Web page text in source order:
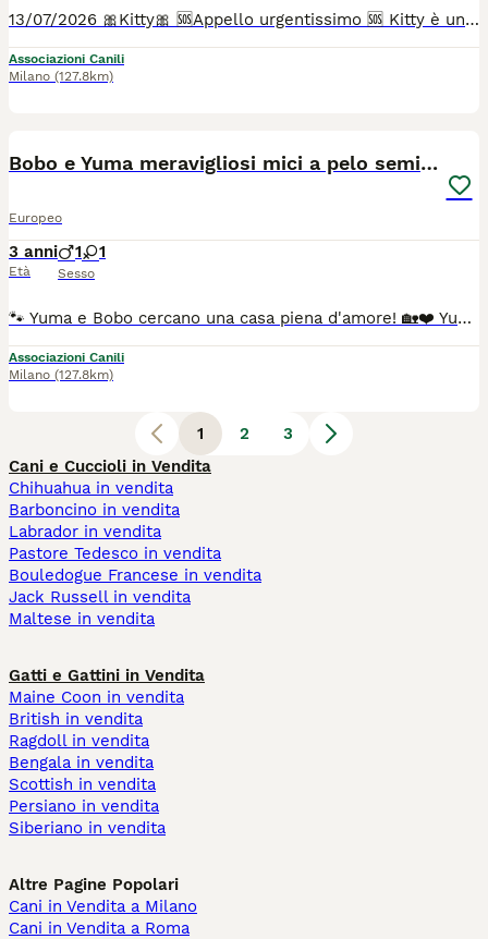
13/07/2026 🎀Kitty🎀 🆘Appello urgentissimo 🆘 Kitty è una spettacolare gattina bianca e nera dai bellissimi occhi color smeraldo, che cerca urgentemente adozione 🏡 Guardate la tenerezza di queste foto. ❤️ Kitty e’ nata senza una piccola parte del piedino, ma è una micina come tutte le altre, gioca, salta, corre, ma soprattutto è di una dolcezza fuori dal comune.😍 Kitty ha 3 mesi e verrà affidata vaccinata, sverminata e microchippata. La mamma è testata Fiv e Felv negativa. Adottabile solo a Milano, provincia e città limitrofe . Per info solo whatsapp cell 393392619577 Patricia ☎️ Grazie 🙏
Associazioni Canili
Milano (127.8km)
Bobo e Yuma meravigliosi mici a pelo semilungo
Europeo
3 anni
Età
1 1
Sesso
🐾 Yuma e Bobo cercano una casa piena d'amore! 🏡❤️ Yuma e Bobo sono due splendidi gatti a pelo semilungo di 3 anni, inseparabili e pronti a conquistare il cuore della loro futura famiglia. Sono dolcissimi, super socievoli e amano le coccole. Non sono affatto diffidenti: accolgono con curiosità e serenità anche le persone che incontrano per la prima volta. Adorano trascorrere il tempo sul balcone o in terrazzo, osservando il mondo in totale relax, e convivono tranquillamente con un cane di grossa taglia. ✔️ 3 anni ✔️ Sterilizzati ✔️ Test FIV e FeLV negativi Si affidano nelle provincie di MILANO, MONZA BRIANZA, COMO, VARESE. Se pensi di poter offrire a Yuma e Bobo la casa che meritano, contatta DNA Animale. 📞 351 967 6190 Via whatsapp ☎️ Grazie 🙏
Associazioni Canili
Milano (127.8km)
1 2
3
Cani e Cuccioli in Vendita
Chihuahua in vendita
Barboncino in vendita
Labrador in vendita
Pastore Tedesco in vendita
Bouledogue Francese in vendita
Jack Russell in vendita
Maltese in vendita
Gatti e Gattini in Vendita
Maine Coon in vendita
British in vendita
Ragdoll in vendita
Bengala in vendita
Scottish in vendita
Persiano in vendita
Siberiano in vendita
Altre Pagine Popolari
Cani in Vendita a Milano
Cani in Vendita a Roma